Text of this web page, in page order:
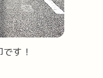
す！